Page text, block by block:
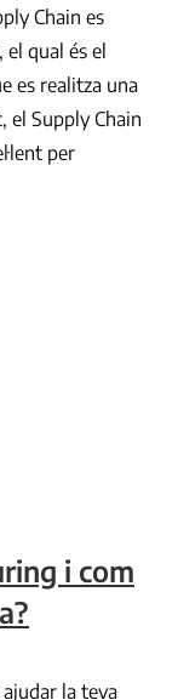
Chain es
qual és el
es realitza una
el Supply Chain
per
i com
la teva